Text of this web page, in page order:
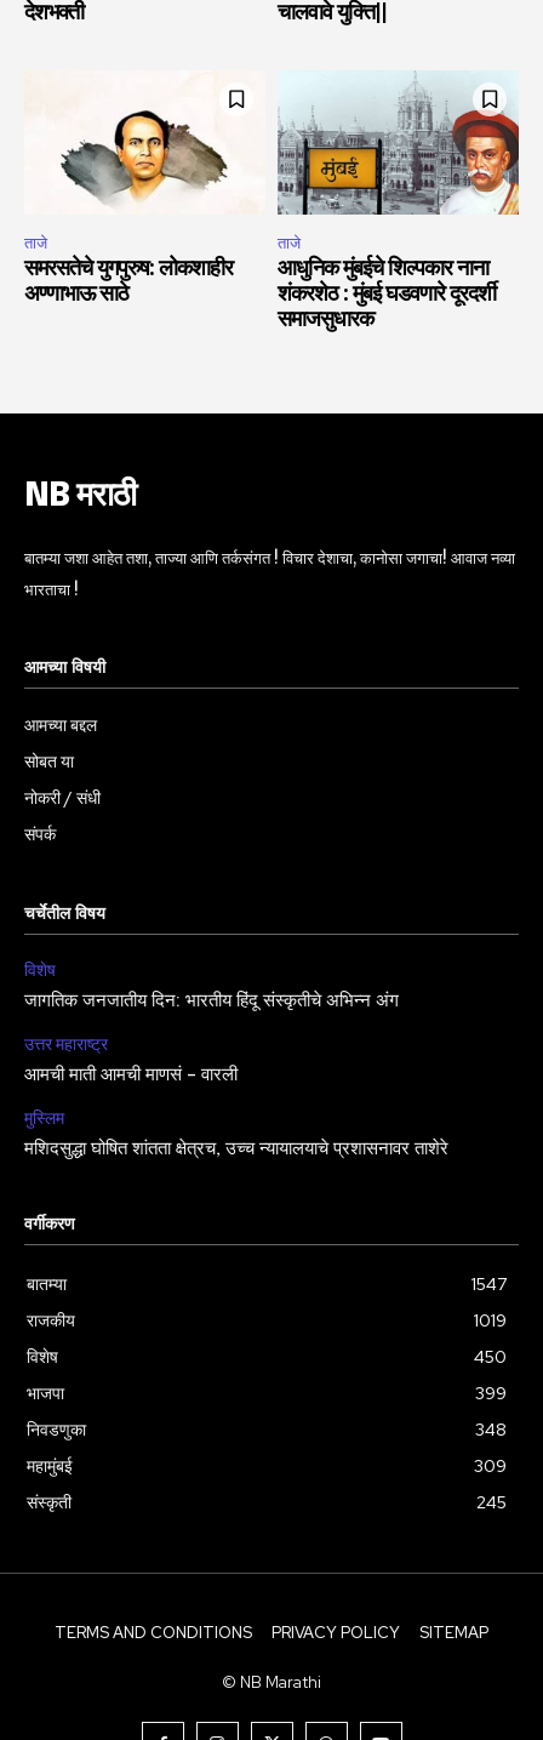
देशभक्ती
चालवावे युक्ति||
ताजे
समरसतेचे युगपुरुष: लोकशाहीर
अण्णाभाऊ साठे
ताजे
आधुनिक मुंबईचे शिल्पकार नाना
शंकरशेठ : मुंबई घडवणारे दूरदर्शी
समाजसुधारक
NB मराठी
बातम्या जशा आहेत तशा, ताज्या आणि तर्कसंगत ! विचार देशाचा, कानोसा जगाचा! आवाज नव्या
भारताचा !
आमच्या विषयी
आमच्या बद्दल
सोबत या
नोकरी / संधी
संपर्क
चर्चेतील विषय
विशेष
जागतिक जनजातीय दिन: भारतीय हिंदू संस्कृतीचे अभिन्न अंग
उत्तर महाराष्ट्र
आमची माती आमची माणसं – वारली
मुस्लिम
मशिदसुद्धा घोषित शांतता क्षेत्रच, उच्च न्यायालयाचे प्रशासनावर ताशेरे
वर्गीकरण
बातम्या
1547
राजकीय
1019
विशेष
450
भाजपा
399
निवडणुका
348
महामुंबई
309
संस्कृती
245
TERMS AND CONDITIONS PRIVACY POLICY SITEMAP
© NB Marathi